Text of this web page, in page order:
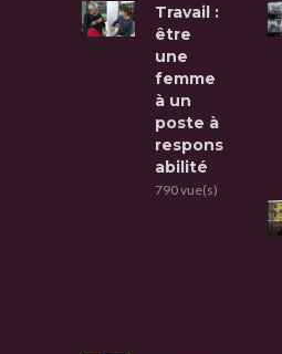
Travail :
être
une
femme
à un
poste à
respons
abilité
790 vue(s)